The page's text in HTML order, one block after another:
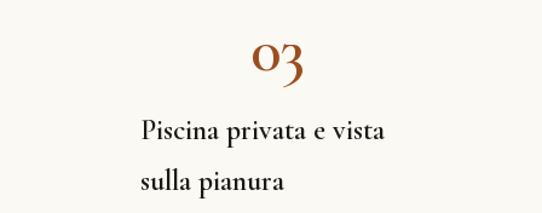
03
Piscina privata e vista
sulla pianura